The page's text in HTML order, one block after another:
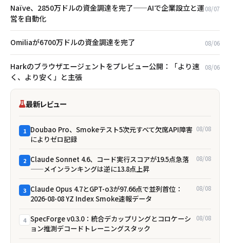
Naïve、2850万ドルの資金調達を完了——AIで企業設立と運
営を自動化
08/07
Omiliaが6700万ドルの資金調達を完了 08/06
Harkのブラウザエージェントをプレビュー公開：「より速
く、より安く」と主張
08/06
最新レビュー
1 Doubao Pro、Smokeテスト5次元すべて欠席――API障害
によりゼロ記録
08/08
2 Claude Sonnet 4.6、コード実行スコアが19.5点急落
——メインランキングは逆に13.8点上昇
08/08
3 Claude Opus 4.7とGPT-o3が97.66点で並列首位：
2026-08-08 YZ Index Smoke速報データ
08/08
4 SpecForge v0.3.0：統合デカップリングとコロケーシ
ョン推測デコードトレーニングスタック
08/08